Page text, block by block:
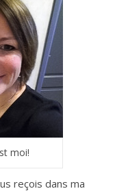
moi!
reçois dans ma